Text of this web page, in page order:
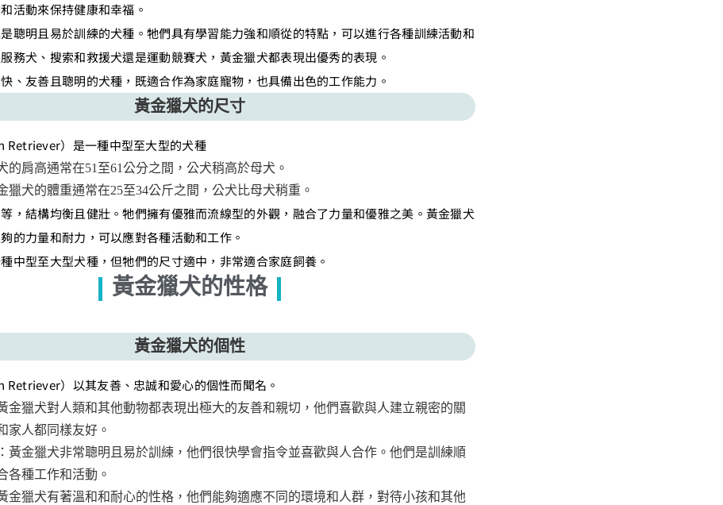
活動來保持健康和幸福。
聰明且易於訓練的犬種。牠們具有學習能力強和順從的特點，可以進行各種訓練活動和
務犬、搜索和救援犬還是運動競賽犬，黃金獵犬都表現出優秀的表現。
、友善且聰明的犬種，既適合作為家庭寵物，也具備出色的工作能力。
黃金獵犬的尺寸
Retriever）是一種中型至大型的犬種
的肩高通常在51至61公分之間，公犬稍高於母犬。
獵犬的體重通常在25至34公斤之間，公犬比母犬稍重。
，結構均衡且健壯。牠們擁有優雅而流線型的外觀，融合了力量和優雅之美。黃金獵犬
的力量和耐力，可以應對各種活動和工作。
中型至大型犬種，但牠們的尺寸適中，非常適合家庭飼養。
黃金獵犬的性格
黃金獵犬的個性
Retriever）以其友善、忠誠和愛心的個性而聞名。
金獵犬對人類和其他動物都表現出極大的友善和親切，他們喜歡與人建立親密的關
家人都同樣友好。
黃金獵犬非常聰明且易於訓練，他們很快學會指令並喜歡與人合作。他們是訓練順
各種工作和活動。
金獵犬有著溫和和耐心的性格，他們能夠適應不同的環境和人群，對待小孩和其他